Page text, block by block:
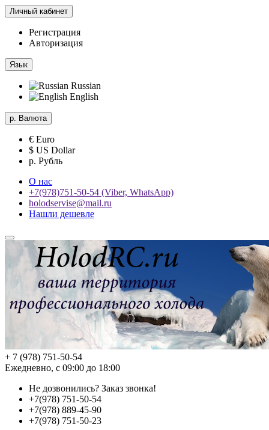
Личный кабинет
Регистрация
Авторизация
Язык
Russian
English
р. Валюта
€ Euro
$ US Dollar
р. Рубль
О нас
+7(978)751-50-54 (Viber, WhatsApp)
holodservise@mail.ru
Нашли дешевле
+ 7 (978) 751-50-54
Ежедневно, с 09:00 до 18:00
Не дозвонились? Заказ звонка!
+7(978) 751-50-54
+7(978) 889-45-90
+7(978) 751-50-23